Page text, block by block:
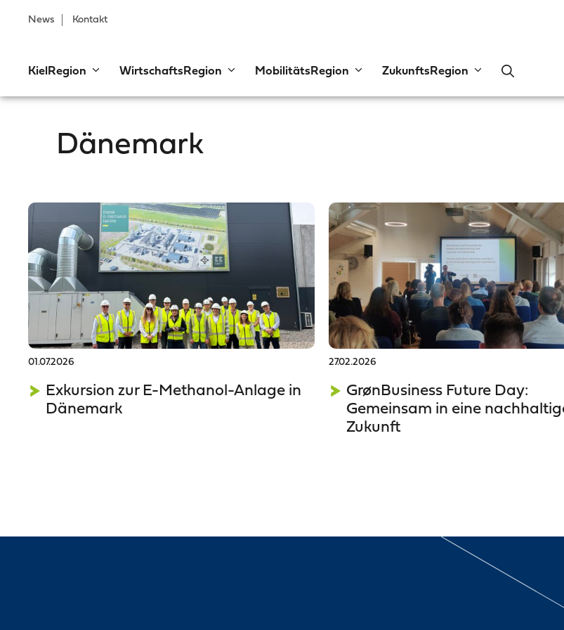
KielRegion WirtschaftsRegion MobilitätsRegion ZukunftsRegion
News Kontakt
Dänemark
Exkursion zur E-Methanol-Anlage in
Dänemark
01.07.2026
GrønBusiness Future Day:
Gemeinsam in eine
Zukunft
27.02.2026